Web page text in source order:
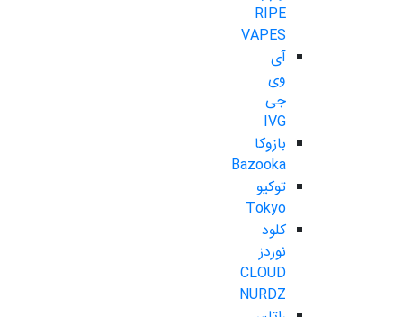
RIPE
VAPES
آی
وی
جی
IVG
بازوکا
Bazooka
توکیو
Tokyo
کلود
نوردز
CLOUD
NURDZ